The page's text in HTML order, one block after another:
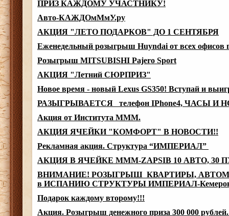
ПРИЗ КАЖДОМУ УЧАСТНИКУ!
Авто-КАЖДОмМмУ.ру
АКЦИЯ "ЛЕТО ПОДАРКОВ" ДО 1 СЕНТЯБРЯ
Еженедельный розыгрыш Huyndai от всех офисов
Розыгрыш MITSUBISHI Pajero Sport
АКЦИЯ "Летний СЮРПРИЗ"
Новое время - новый Lexus GS350! Вступай и
РАЗЫГРЫВАЕТСЯ телефон IPhone4, ЧАСЫ И
Акция от Института МММ.
АКЦИЯ ЯЧЕЙКИ "КОМФОРТ" В НОВОСТИ!!
Рекламная акция. Структура “ИМПЕРИАЛ”
АКЦИЯ В ЯЧЕЙКЕ MMM-ZAPSIB 10 АВТО, 30
ВНИМАНИЕ! РОЗЫГРЫШ КВАРТИРЫ,
в ИСПАНИЮ СТРУКТУРЫ ИМПЕРИАЛ-
Подарок каждому второму!!!
Акция. Розыгрыш денежного приза 300 000